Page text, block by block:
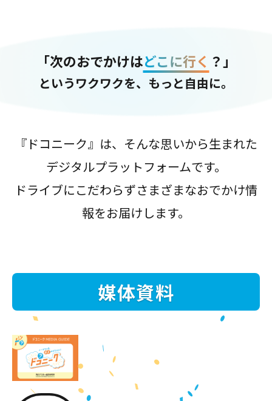
「次のおでかけはどこに行く ？」
というワクワクを、もっと自由に。
『ドコニーク』は、そんな思いから生まれた
デジタルプラットフォームです。
ドライブにこだわらずさまざまなおでかけ情
報をお届けします。
媒体資料